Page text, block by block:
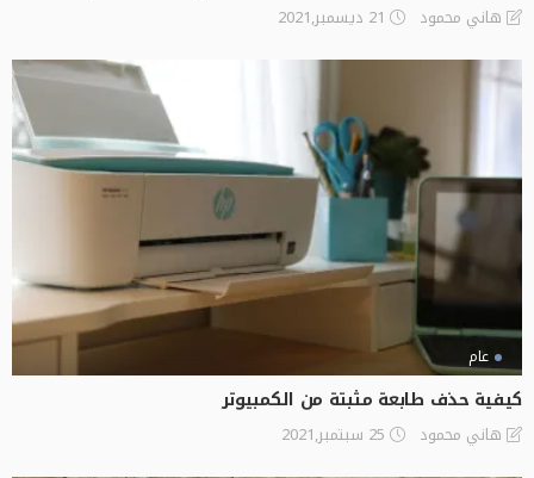
هاني محمود 21 ديسمبر,2021
عام
كيفية حذف طابعة مثبتة من الكمبيوتر
هاني محمود 25 سبتمبر,2021